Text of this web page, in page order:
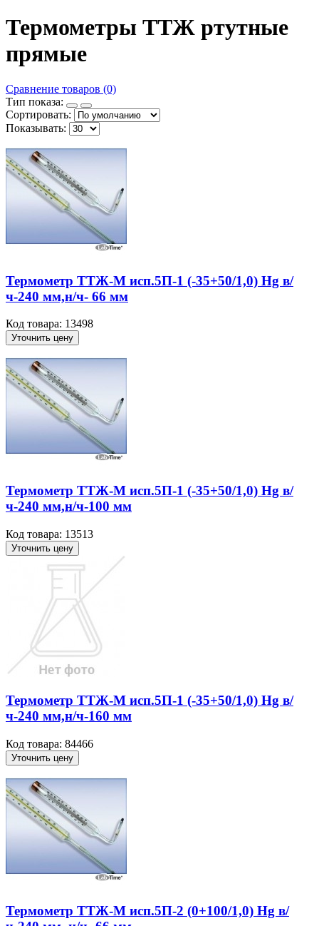
Термометры ТТЖ ртутные
прямые
Сравнение товаров (0)
Тип показа:
Сортировать:
Показывать:
Термометр ТТЖ-М исп.5П-1 (-35+50/1,0) Hg в/
ч-240 мм,н/ч- 66 мм
Код товара: 13498
Уточнить цену
Термометр ТТЖ-М исп.5П-1 (-35+50/1,0) Hg в/
ч-240 мм,н/ч-100 мм
Код товара: 13513
Уточнить цену
Термометр ТТЖ-М исп.5П-1 (-35+50/1,0) Hg в/
ч-240 мм,н/ч-160 мм
Код товара: 84466
Уточнить цену
Термометр ТТЖ-М исп.5П-2 (0+100/1,0) Hg в/